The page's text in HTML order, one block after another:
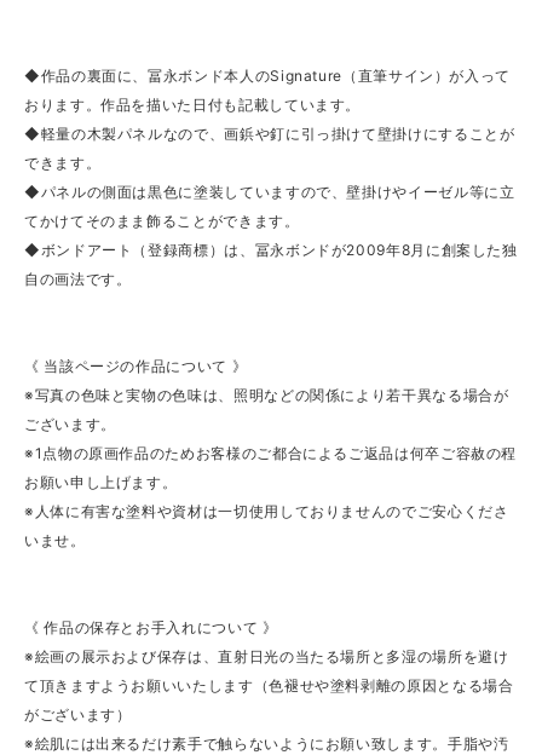
◆作品の裏面に、冨永ボンド本人のSignature（直筆サイン）が入って
おります。作品を描いた日付も記載しています。
◆軽量の木製パネルなので、画鋲や釘に引っ掛けて壁掛けにすることが
できます。
◆パネルの側面は黒色に塗装していますので、壁掛けやイーゼル等に立
てかけてそのまま飾ることができます。
◆ボンドアート（登録商標）は、冨永ボンドが2009年8月に創案した独
自の画法です。
《 当該ページの作品について 》
※写真の色味と実物の色味は、照明などの関係により若干異なる場合が
ございます。
※1点物の原画作品のためお客様のご都合によるご返品は何卒ご容赦の程
お願い申し上げます。
※人体に有害な塗料や資材は一切使用しておりませんのでご安心くださ
いませ。
《 作品の保存とお手入れについて 》
※絵画の展示および保存は、直射日光の当たる場所と多湿の場所を避け
て頂きますようお願いいたします（色褪せや塗料剥離の原因となる場合
がございます）
※絵肌には出来るだけ素手で触らないようにお願い致します。手脂や汚